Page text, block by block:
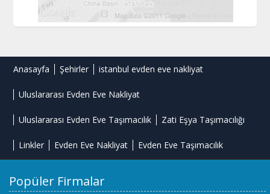
Anasayfa Şehirler istanbul evden eve nakliyat
Uluslararası Evden Eve Nakliyat
Uluslararası Evden Eve Taşımacılık Zati Eşya Taşımacılığı
Linkler Evden Eve Nakliyat Evden Eve Taşımacılık
Popüler Firmalar